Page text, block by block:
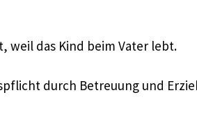
weil das Kind beim Vater lebt.
durch Betreuung und